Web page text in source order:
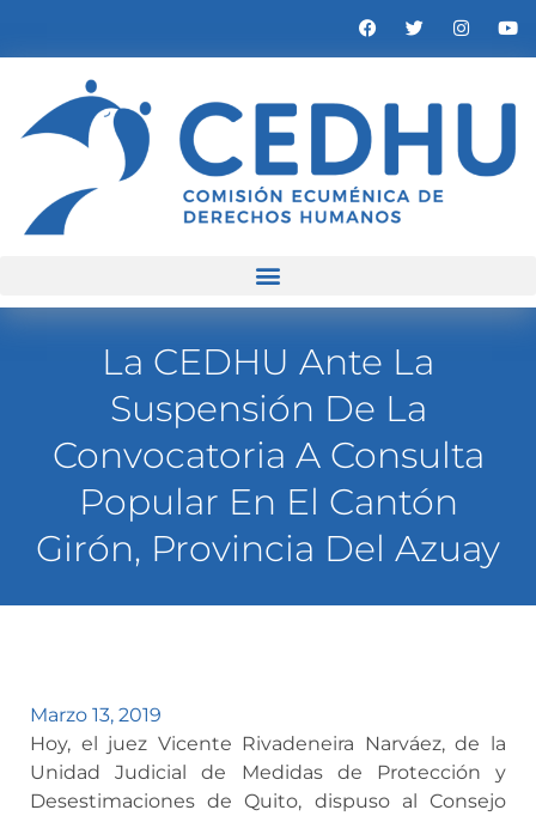
La CEDHU Ante La
Suspensión De La
Convocatoria A Consulta
Popular En El Cantón
Girón, Provincia Del Azuay
Marzo 13, 2019
Hoy, el juez Vicente Rivadeneira Narváez, de la
Unidad Judicial de Medidas de Protección y
Desestimaciones de Quito, dispuso al Consejo